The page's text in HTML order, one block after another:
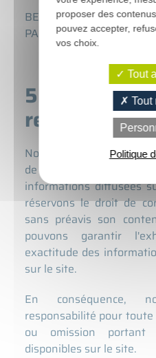
BELAIR SARL - 4 rue de
PARIGNE
5.
Nous nous efforçons au
de garantir
informations diffusées
réservons le droit de
sans préavis son
pouvons garantir
exactitude des
sur le site.
En conséquence,
responsabilité pour
ou omission portant
disponibles sur le site.
proposer des
pouvez accepter,
vos choix.
Tout
Tout
Politique